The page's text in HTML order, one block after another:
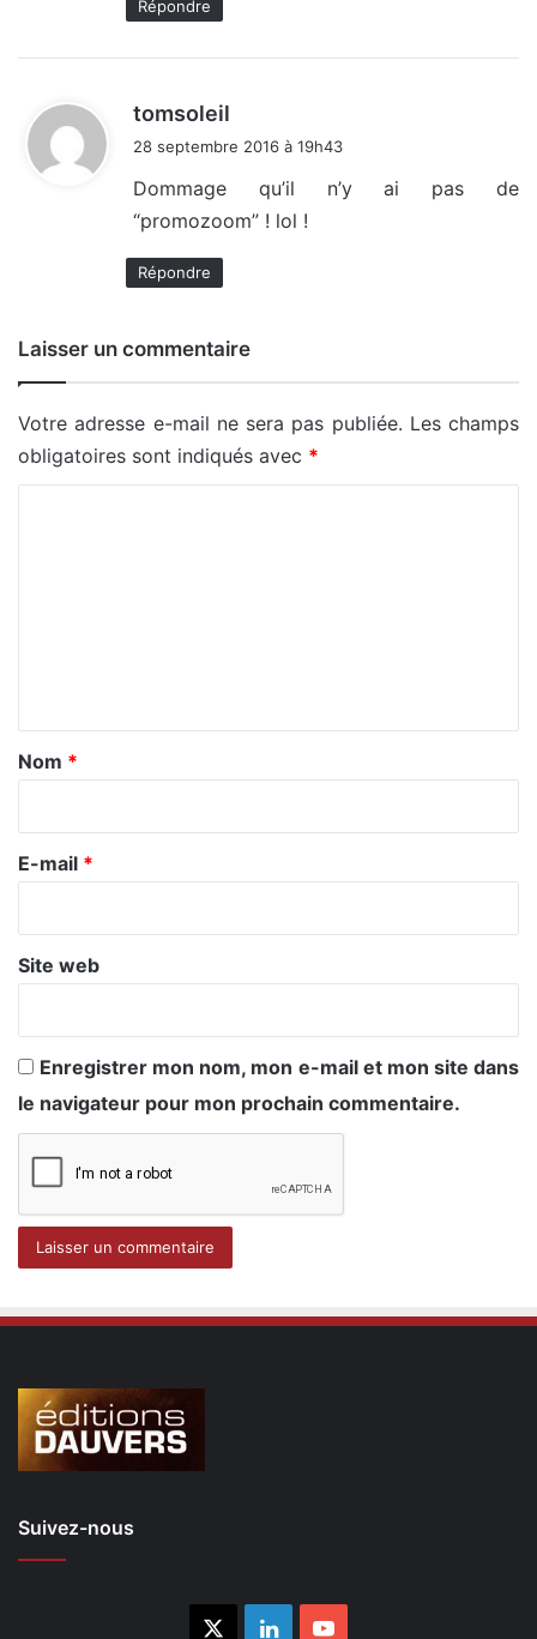
Répondre
tomsoleil
:
28 septembre 2016 à 19h43
Dommage qu’il n’y ai pas de
“promozoom” ! lol !
Répondre
Laisser un commentaire
Votre adresse e-mail ne sera pas publiée. Les champs
obligatoires sont indiqués avec *
a
r
e
Nom *
E-mail *
Site web
Enregistrer mon nom, mon e-mail et mon site dans
le navigateur pour mon prochain commentaire.
Suivez-nous
LinkedinYouTube